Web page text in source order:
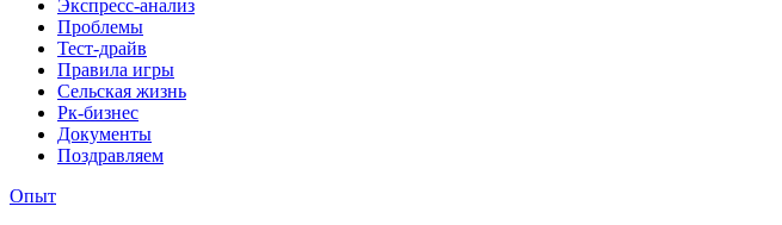
Экспресс-анализ
Проблемы
Тест-драйв
Правила игры
Сельская жизнь
Рк-бизнес
Документы
Поздравляем
Опыт